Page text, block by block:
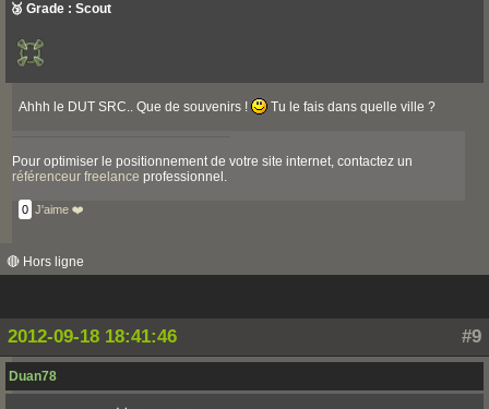
🥉 Grade : Scout
Ahhh le DUT SRC.. Que de souvenirs ! Tu le fais dans quelle ville ?
Pour optimiser le positionnement de votre site internet, contactez un
référenceur freelance professionnel.
0 J'aime ❤️
🔴 Hors ligne
#9
2012-09-18 18:41:46
Duan78